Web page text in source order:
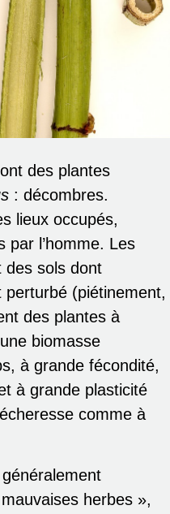
des plantes
: décombres.
lieux occupés,
par l’homme. Les
des sols dont
perturbé (piétinement,
des plantes à
biomasse
à grande fécondité,
à grande plasticité
comme à
herbes »,